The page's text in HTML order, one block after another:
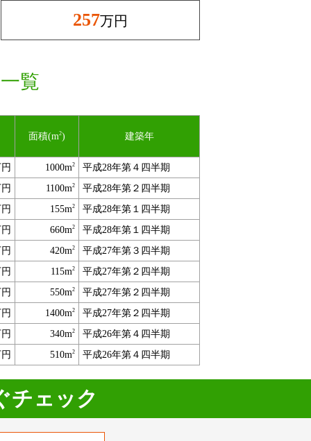
257万円
覧
面積(m2) 建築年
1000m2
平成28年第４四半期
1100m2
平成28年第２四半期
155m2
平成28年第１四半期
660m2
平成28年第１四半期
420m2
平成27年第３四半期
115m2
平成27年第２四半期
550m2
平成27年第２四半期
1400m2
平成27年第２四半期
340m2
平成26年第４四半期
510m2 平成26年第４四半期
チェック